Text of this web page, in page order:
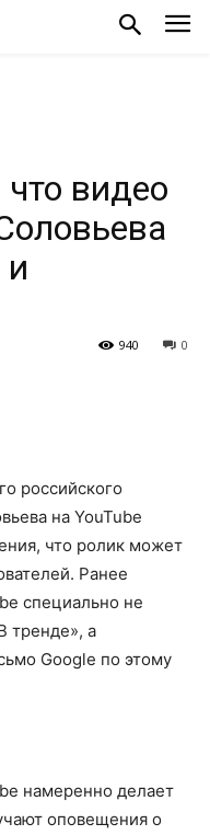
видео
и
0
940
российского
на YouTube
что ролик может
Ранее
специально не
тренде», а
Google по этому
намеренно делает
оповещения о